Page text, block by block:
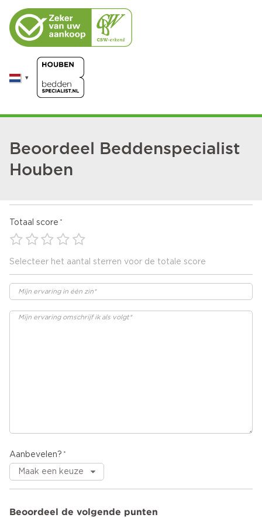
Beoordeel Beddenspecialist
Houben
Totaal score
Selecteer het aantal sterren voor de totale score
Aanbevelen?
Beoordeel de volgende punten